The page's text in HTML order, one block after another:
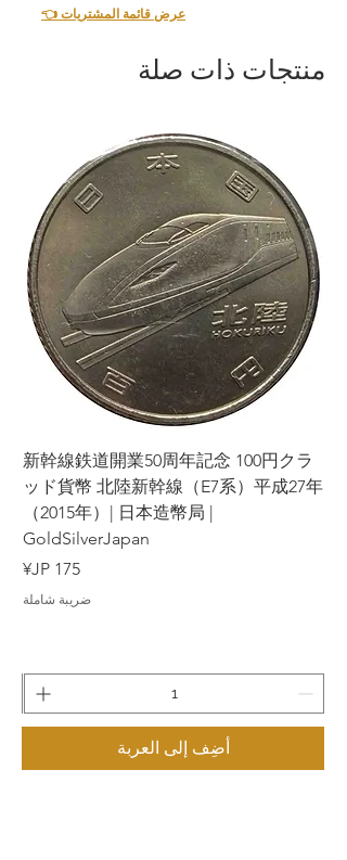
👈 عرض قائمة المشتريات
منتجات ذات صلة
新幹線鉄道開業50周年記念 100円クラ
ッド貨幣 北陸新幹線（E7系）平成27年
（2015年）| 日本造幣局 |
GoldSilverJapan
السعر
ضريبة شاملة
أضِف إلى العربة